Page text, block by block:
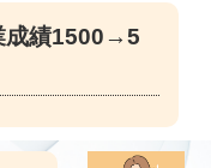
成績1500→5